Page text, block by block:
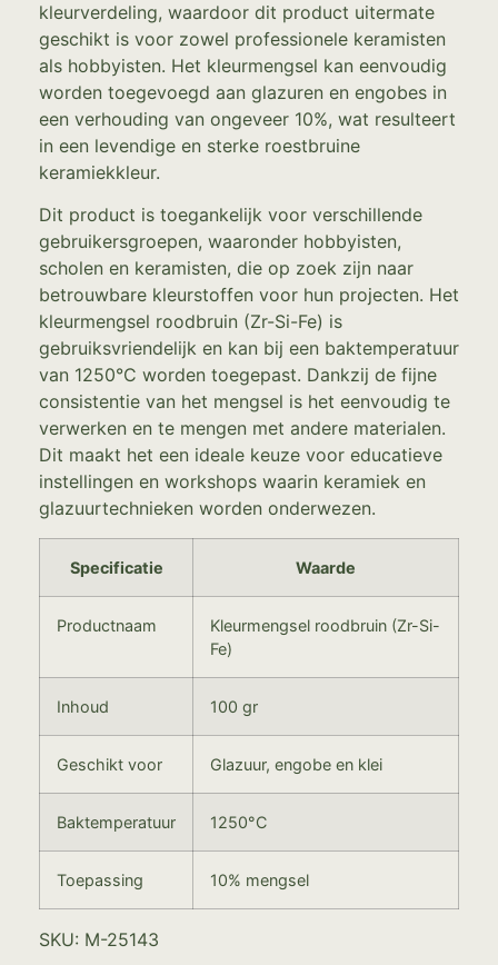
kleurverdeling, waardoor dit product uitermate
geschikt is voor zowel professionele keramisten
als hobbyisten. Het kleurmengsel kan eenvoudig
worden toegevoegd aan glazuren en engobes in
een verhouding van ongeveer 10%, wat resulteert
in een levendige en sterke roestbruine
keramiekkleur.
Dit product is toegankelijk voor verschillende
gebruikersgroepen, waaronder hobbyisten,
scholen en keramisten, die op zoek zijn naar
betrouwbare kleurstoffen voor hun projecten. Het
kleurmengsel roodbruin (Zr-Si-Fe) is
gebruiksvriendelijk en kan bij een baktemperatuur
van 1250°C worden toegepast. Dankzij de fijne
consistentie van het mengsel is het eenvoudig te
verwerken en te mengen met andere materialen.
Dit maakt het een ideale keuze voor educatieve
instellingen en workshops waarin keramiek en
glazuurtechnieken worden onderwezen.
Specificatie Waarde
Productnaam
Kleurmengsel roodbruin (Zr-Si-
Fe)
Inhoud 100 gr
Geschikt voor Glazuur, engobe en klei
Baktemperatuur 1250°C
Toepassing 10% mengsel
SKU: M-25143